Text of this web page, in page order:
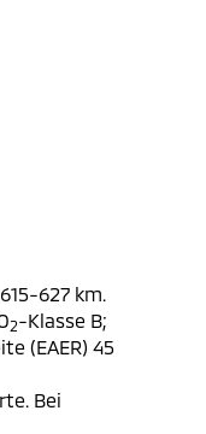
627 km.
2-Klasse B;
(EAER) 45
Bei